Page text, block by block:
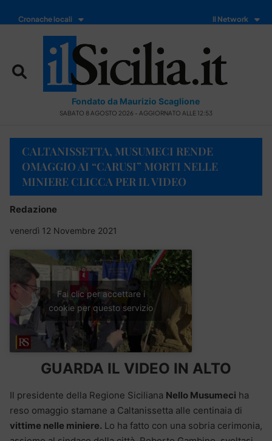
Cronache locali Il Network
Fondato da Maurizio Scaglione
SABATO 8 AGOSTO 2026 - AGGIORNATO ALLE 12:53
CALTANISSETTA, MUSUMECI RENDE
OMAGGIO AI “CARUSI” MORTI NELLE
MINIERE CLICCA PER IL VIDEO
Redazione
venerdì 12 Novembre 2021
Fai clic per accettare i
cookie per questo servizio
GUARDA IL VIDEO IN ALTO
Il presidente della Regione Siciliana Nello Musumeci ha
reso omaggio stamane a Caltanissetta alle centinaia di
vittime nelle miniere. Lo ha fatto con una sobria cerimonia,